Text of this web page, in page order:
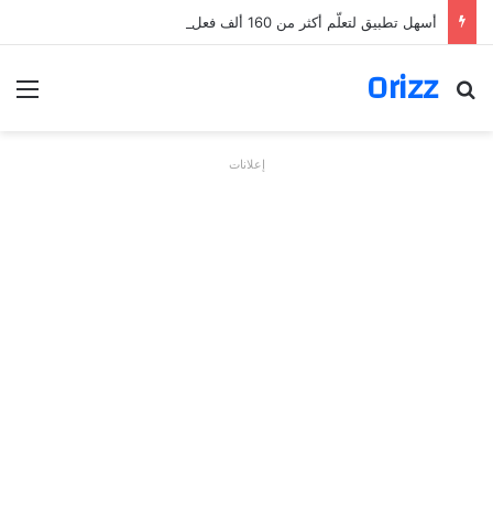
أسهل تطبيق لتعلّم أكثر من 160 ألف فعل بالألمانية
Orizz
بحث عن
إعلانات